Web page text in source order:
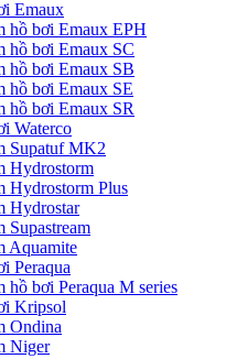
Emaux
hồ bơi Emaux EPH
hồ bơi Emaux SC
hồ bơi Emaux SB
hồ bơi Emaux SE
hồ bơi Emaux SR
Waterco
Supatuf MK2
Hydrostorm
Hydrostorm Plus
Hydrostar
Supastream
Aquamite
Peraqua
hồ bơi Peraqua M series
Kripsol
Ondina
Niger